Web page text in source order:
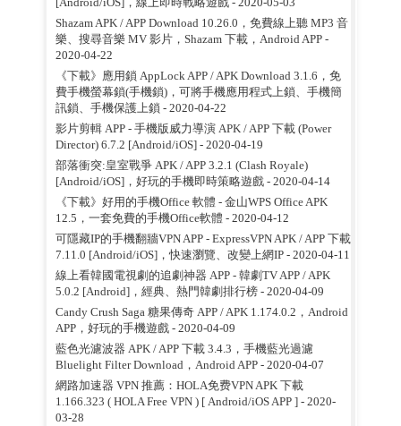
Shazam APK / APP Download 10.26.0，免費線上聽 MP3 音
樂、搜尋音樂 MV 影片，Shazam 下載，Android APP-
2020-04-22
《下載》應用鎖 AppLock APP / APK Download 3.1.6，免
費手機螢幕鎖(手機鎖)，可將手機應用程式上鎖、手機簡
訊鎖、手機保護上鎖 - 2020-04-22
影片剪輯 APP - 手機版威力導演 APK / APP 下載 (Power
Director) 6.7.2 [Android/iOS]- 2020-04-19
部落衝突:皇室戰爭 APK / APP 3.2.1 (Clash Royale)
[Android/iOS]，好玩的手機即時策略遊戲- 2020-04-14
《下載》好用的手機Office 軟體 - 金山WPS Office APK
12.5，一套免費的手機Office軟體 - 2020-04-12
可隱藏IP的手機翻牆VPN APP - ExpressVPN APK / APP 下載
7.11.0 [Android/iOS]，快速瀏覽、改變上網IP- 2020-04-11
線上看韓國電視劇的追劇神器 APP - 韓劇TV APP / APK
5.0.2 [Android]，經典、熱門韓劇排行榜- 2020-04-09
Candy Crush Saga 糖果傳奇 APP / APK 1.174.0.2，Android
APP，好玩的手機遊戲- 2020-04-09
藍色光濾波器 APK / APP 下載 3.4.3，手機藍光過濾
Bluelight Filter Download，Android APP- 2020-04-07
網路加速器 VPN 推薦：HOLA免费VPN APK 下載
1.166.323 ( HOLA Free VPN ) [ Android/iOS APP ]- 2020-
03-28